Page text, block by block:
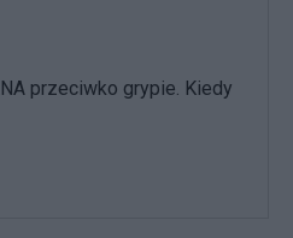
przeciwko grypie. Kiedy